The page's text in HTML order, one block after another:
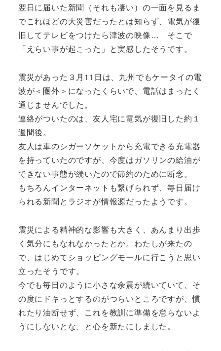
翌日に届いた新聞（それも凄い）の一面を見るま
でこれほどの大災害だったとは知らず、電気が復
旧してテレビをつけたら津波の映像… そこで
「えらい事が起こった」と実感したそうです。
震災があった３月11日は、九州でもケータイの電
波が＜圏外＞になったくらいで、電話はまったく
通じませんでした。
連絡がついたのは、友人宅に電気が復旧した約１
週間後。
友人は車のシガーソケットから充電できる充電器
を持っていたのですが、今度はガソリンの給油が
できない事態が続いたので節約のために断念。
もちろんインターネットも繋げられず、毎日届け
られる新聞とラジオが情報源だったようです。
震災による精神的な影響も大きく、あんまり出歩
く気分にもなれなかったとか。わたしが来たの
で、はじめてショッピングモールに行こうと思い
立ったそうです。
今でも毎日のように小さな余震が続いていて、そ
の度にドキっとするのがつらいところですが、慣
れたり油断せず、これを教訓に準備を怠らないよ
うにしないとな、と心を新たにしました。